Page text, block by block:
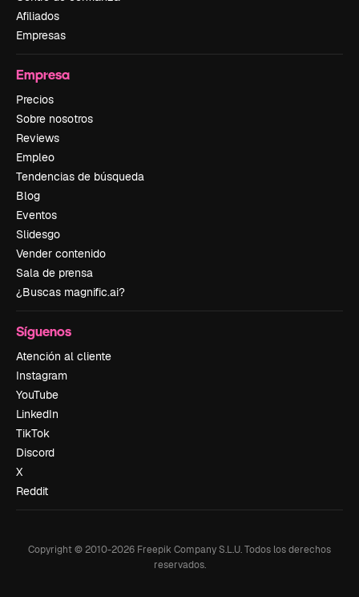
Afiliados
Empresas
Empresa
Precios
Sobre nosotros
Reviews
Empleo
Tendencias de búsqueda
Blog
Eventos
Slidesgo
Vender contenido
Sala de prensa
¿Buscas magnific.ai?
Síguenos
Atención al cliente
Instagram
YouTube
LinkedIn
TikTok
Discord
X
Reddit
Copyright © 2010-2026 Freepik Company S.L.U.Todos los derechos
reservados.